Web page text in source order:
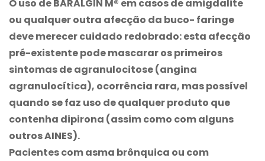
O uso deBARALGIN M® em casos de amigdalite
ou qualquer outra afecção da buco- faringe
deve merecer cuidado redobrado: esta afecção
pré-existente pode mascarar os primeiros
sintomas de agranulocitose (angina
agranulocítica), ocorrência rara, mas possível
quando se faz uso de qualquer produto que
contenha dipirona (assim como com alguns
outros AINES).
Pacientes com asma brônquica ou com